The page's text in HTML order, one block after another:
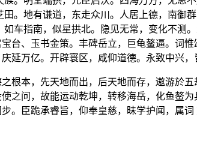
。地有谦道，东走众川。人居上德，南御
车指南，似星拱北。隐见无常，变化不测
台、玉书金策。丰碑岳立，巨龟鳌逼。词
延万亿。开辟寰区，咸仰道德。永致中兴，
根本，先天地而出，后天地而存，遨游於
之问，故能运动乾坤，转移海岳，化鱼鳌
。臣跪承睿旨，仰奉皇慈，昧学护闻，属词